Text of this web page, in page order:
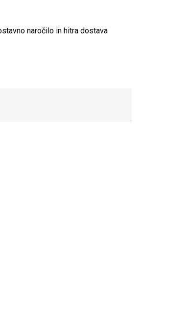
naročilo in hitra dostava